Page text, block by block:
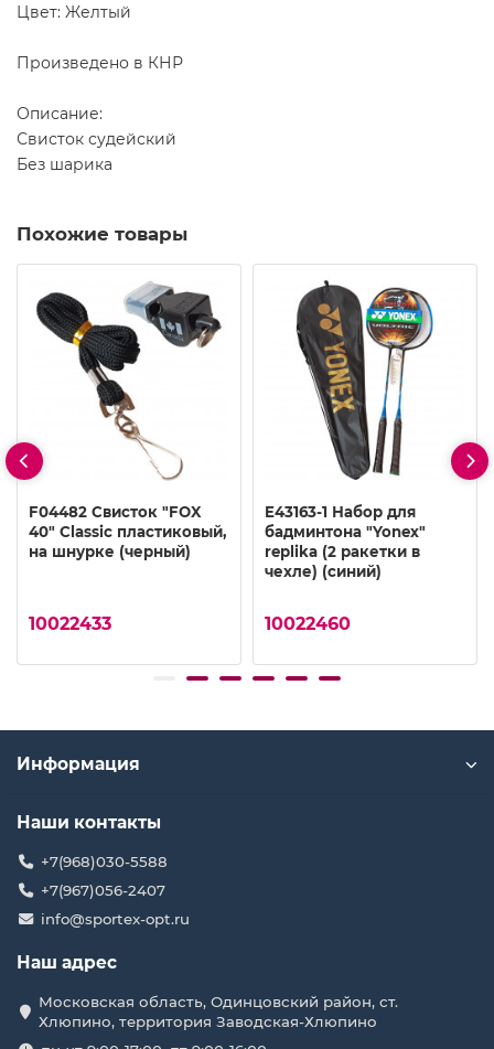
Цвет: Желтый
Произведено в КНР
Описание:
Свисток судейский
Без шарика
Похожие товары
F04482 Свисток "FOX
40" Classic пластиковый,
на шнурке (черный)
10022433
E43163-1 Набор для
бадминтона "Yonex"
replika (2 ракетки в
чехле) (синий)
10022460
Информация
Наши контакты
+7(968)030-5588
+7(967)056-2407
info@sportex-opt.ru
Наш адрес
Московская область, Одинцовский район, ст.
Хлюпино, территория Заводская-Хлюпино